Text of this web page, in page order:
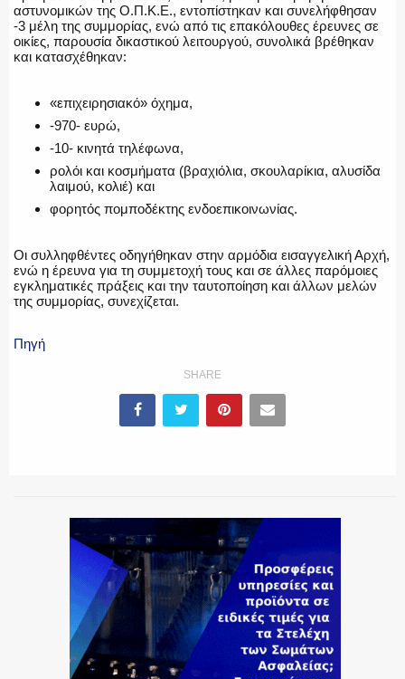
ΟΠΛΑ/ΕΞΟΠΛΙΣΜΟΣ
αστυνομικών της Ο.Π.Κ.Ε., εντοπίστηκαν και συνελήφθησαν
-3 μέλη της συμμορίας, ενώ από τις επακόλουθες έρευνες σε
οικίες, παρουσία δικαστικού λειτουργού, συνολικά βρέθηκαν
και κατασχέθηκαν:
«επιχειρησιακό» όχημα,
-970- ευρώ,
-10- κινητά τηλέφωνα,
ρολόι και κοσμήματα (βραχιόλια, σκουλαρίκια, αλυσίδα
λαιμού, κολιέ) και
φορητός πομποδέκτης ενδοεπικοινωνίας.
Οι συλληφθέντες οδηγήθηκαν στην αρμόδια εισαγγελική Αρχή,
ενώ η έρευνα για τη συμμετοχή τους και σε άλλες παρόμοιες
εγκληματικές πράξεις και την ταυτοποίηση και άλλων μελών
της συμμορίας, συνεχίζεται.
Πηγή
SHARE